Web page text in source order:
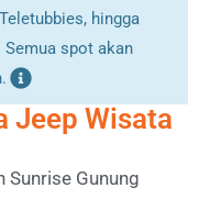
hingga
Semua spot akan
Jeep Wisata
Sunrise Gunung